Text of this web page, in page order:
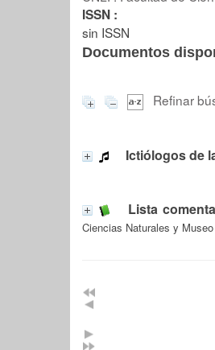
ISSN :
sin ISSN
Documentos
Refinar
Ictiólogos de
Lista
Ciencias Naturales y